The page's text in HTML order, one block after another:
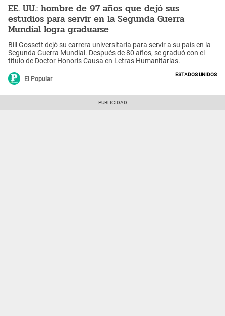
EE. UU.: hombre de 97 años que dejó sus
estudios para servir en la Segunda Guerra
Mundial logra graduarse
Bill Gossett dejó su carrera universitaria para servir a su país en la
Segunda Guerra Mundial. Después de 80 años, se graduó con el
título de Doctor Honoris Causa en Letras Humanitarias.
El Popular
Estados Unidos